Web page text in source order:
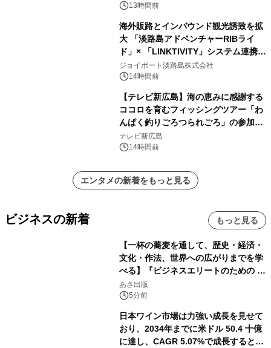
メニューが展開されます
13時間前
海外販路とインバウンド観光誘致を拡
大 「淡路島アドベンチャーRIBライ
ド」× 「LINKTIVITY」システム連携を
開始！
ジョイポート淡路島株式会社
14時間前
【テレビ新広島】海の恵みに感謝する
ココロを育むフィッシングツアー「わ
んぱく釣りごろつられごろ」の参加小
学生を募集
テレビ新広島
14時間前
エンタメの新着をもっと見る
ビジネスの新着 もっと見る
【一杯の蕎麦を通して、歴史・経済・
文化・作法、世界への広がりまでを学
べる】『ビジネスエリートのための 教
養としての蕎麦』2026年8月25日
（火）発売
あさ出版
5分前
日本ワイン市場は力強い成長を見せて
おり、2034年までに米ドル 50.4 十億
に達し、CAGR 5.07%で成長すると予